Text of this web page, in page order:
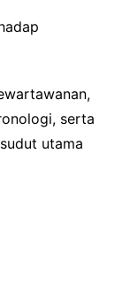
serta
utama